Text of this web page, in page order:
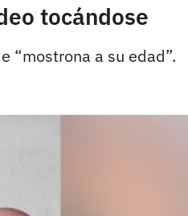
tocándose
“mostrona a su edad”.